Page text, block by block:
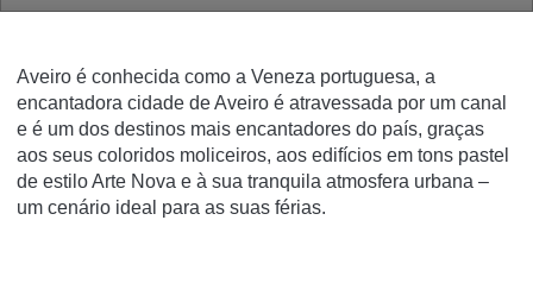
Aveiro é conhecida como a Veneza portuguesa, a
encantadora cidade de Aveiro é atravessada por um canal
e é um dos destinos mais encantadores do país, graças
aos seus coloridos moliceiros, aos edifícios em tons pastel
de estilo Arte Nova e à sua tranquila atmosfera urbana –
um cenário ideal para as suas férias.